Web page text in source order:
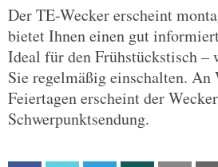
Der TE-Wecker erscheint
bietet Ihnen einen gut
Ideal für den Frühstückstisch –
Sie regelmäßig einschalten. An
Feiertagen erscheint der
Schwerpunktsendung.